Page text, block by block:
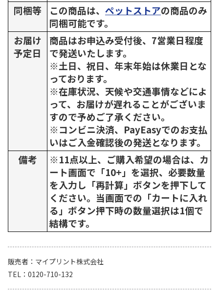
同梱等
この商品は、 ペットストアの商品のみ
同梱可能です。
お届け
予定日
商品はお申込み受付後、7営業日程度
で発送いたします。
※土日、祝日、年末年始は休業日とな
っております。
※在庫状況、天候や交通事情などによ
って、お届けが遅れることがございま
すので予めご了承ください。
※コンビニ決済、PayEasyでのお支払
いはご入金確認後の発送となります。
備考
※11点以上、ご購入希望の場合は、カ
ート画面で「10+」を選択、必要数量
を入力し「再計算」ボタンを押下して
ください。当画面での「カートに入れ
る」ボタン押下時の数量選択は1個で
結構です。
販売者
マイプリント株式会社
TEL
0120-710-132